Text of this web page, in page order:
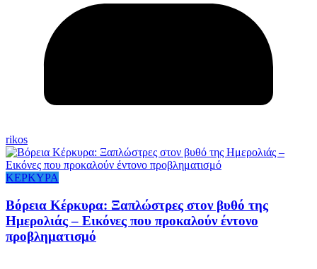
rikos
ΚΕΡΚΥΡΑ
Βόρεια Κέρκυρα: Ξαπλώστρες στον βυθό της
Ημερολιάς – Εικόνες που προκαλούν έντονο
προβληματισμό